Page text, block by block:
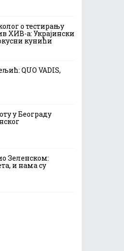
о тестирању
ХИВ-а: Украјински
кунићи
QUO VADIS,
у Београду
Зеленском:
и нама су